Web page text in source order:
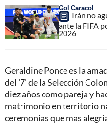
Gol Caracol
Irán no
ante la FIFA
2026
Geraldine Ponce es la
del '7' de la Selección
diez años como pareja y
matrimonio en territorio
ceremonias que mas